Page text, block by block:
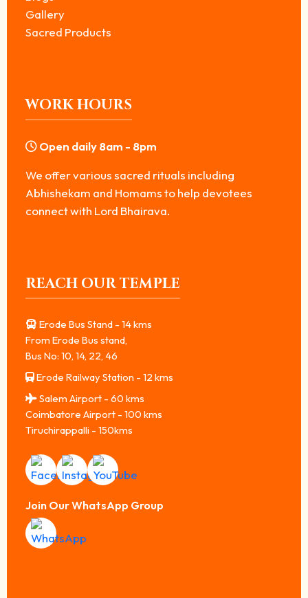
Gallery
Sacred Products
WORK HOURS
Open daily 8am - 8pm
We offer various sacred rituals including
Abhishekam and Homams to help devotees
connect with Lord Bhairava.
REACH OUR TEMPLE
Erode Bus Stand - 14 kms
From Erode Bus stand,
Bus No: 10, 14, 22, 46
Erode Railway Station - 12 kms
Salem Airport - 60 kms
Coimbatore Airport - 100 kms
Tiruchirappalli - 150kms
Join Our WhatsApp Group